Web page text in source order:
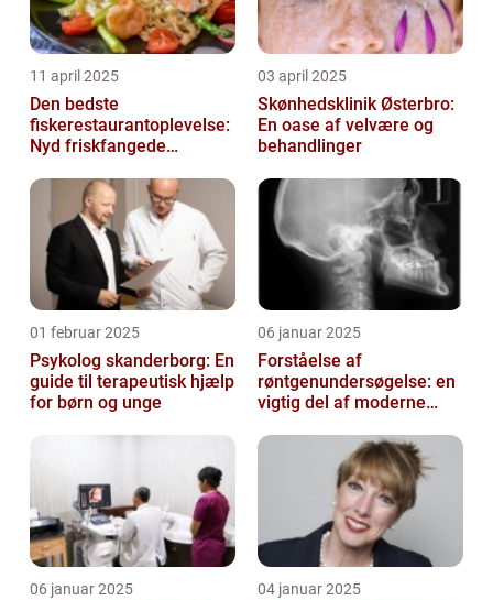
11 april 2025
Den bedste
fiskerestaurantoplevelse:
Nyd friskfangede
03 april 2025
Skønhedsklinik Østerbro:
En oase af velvære og
behandlinger
01 februar 2025
Psykolog skanderborg: En
guide til terapeutisk hjælp
for børn og unge
06 januar 2025
Forståelse af
røntgenundersøgelse: en
vigtig del af moderne
06 januar 2025 04 januar 2025